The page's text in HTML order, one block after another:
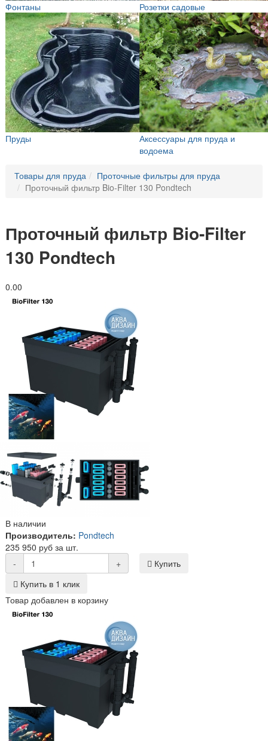
Фонтаны Розетки садовые
Пруды
Аксессуары для пруда и
водоема
Товары для пруда
Проточные фильтры для пруда
Проточный фильтр Bio-Filter 130 Pondtech
Проточный фильтр Bio-Filter
130 Pondtech
0.00
В наличии
Производитель: Pondtech
235 950 руб за шт.
-
+
Купить
Купить в 1 клик
Товар добавлен в корзину